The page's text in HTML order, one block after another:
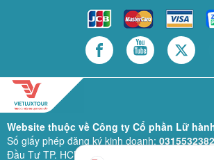
Website thuộc về Công ty Cổ phần Lữ
Số giấy phép đăng ký kinh doanh: 0315532382
Đầu Tư TP. HCM cấp lần đầu ngày 28/02/2019